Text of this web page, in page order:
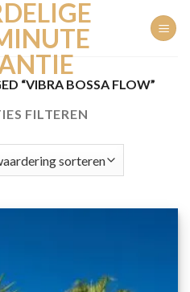
“VIBRA BOSSA FLOW”
FILTEREN